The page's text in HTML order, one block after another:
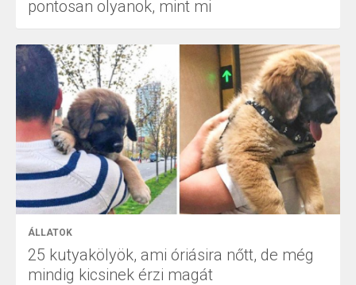
pontosan olyanok, mint mi
ÁLLATOK
25 kutyakölyök, ami óriásira nőtt, de még
mindig kicsinek érzi magát